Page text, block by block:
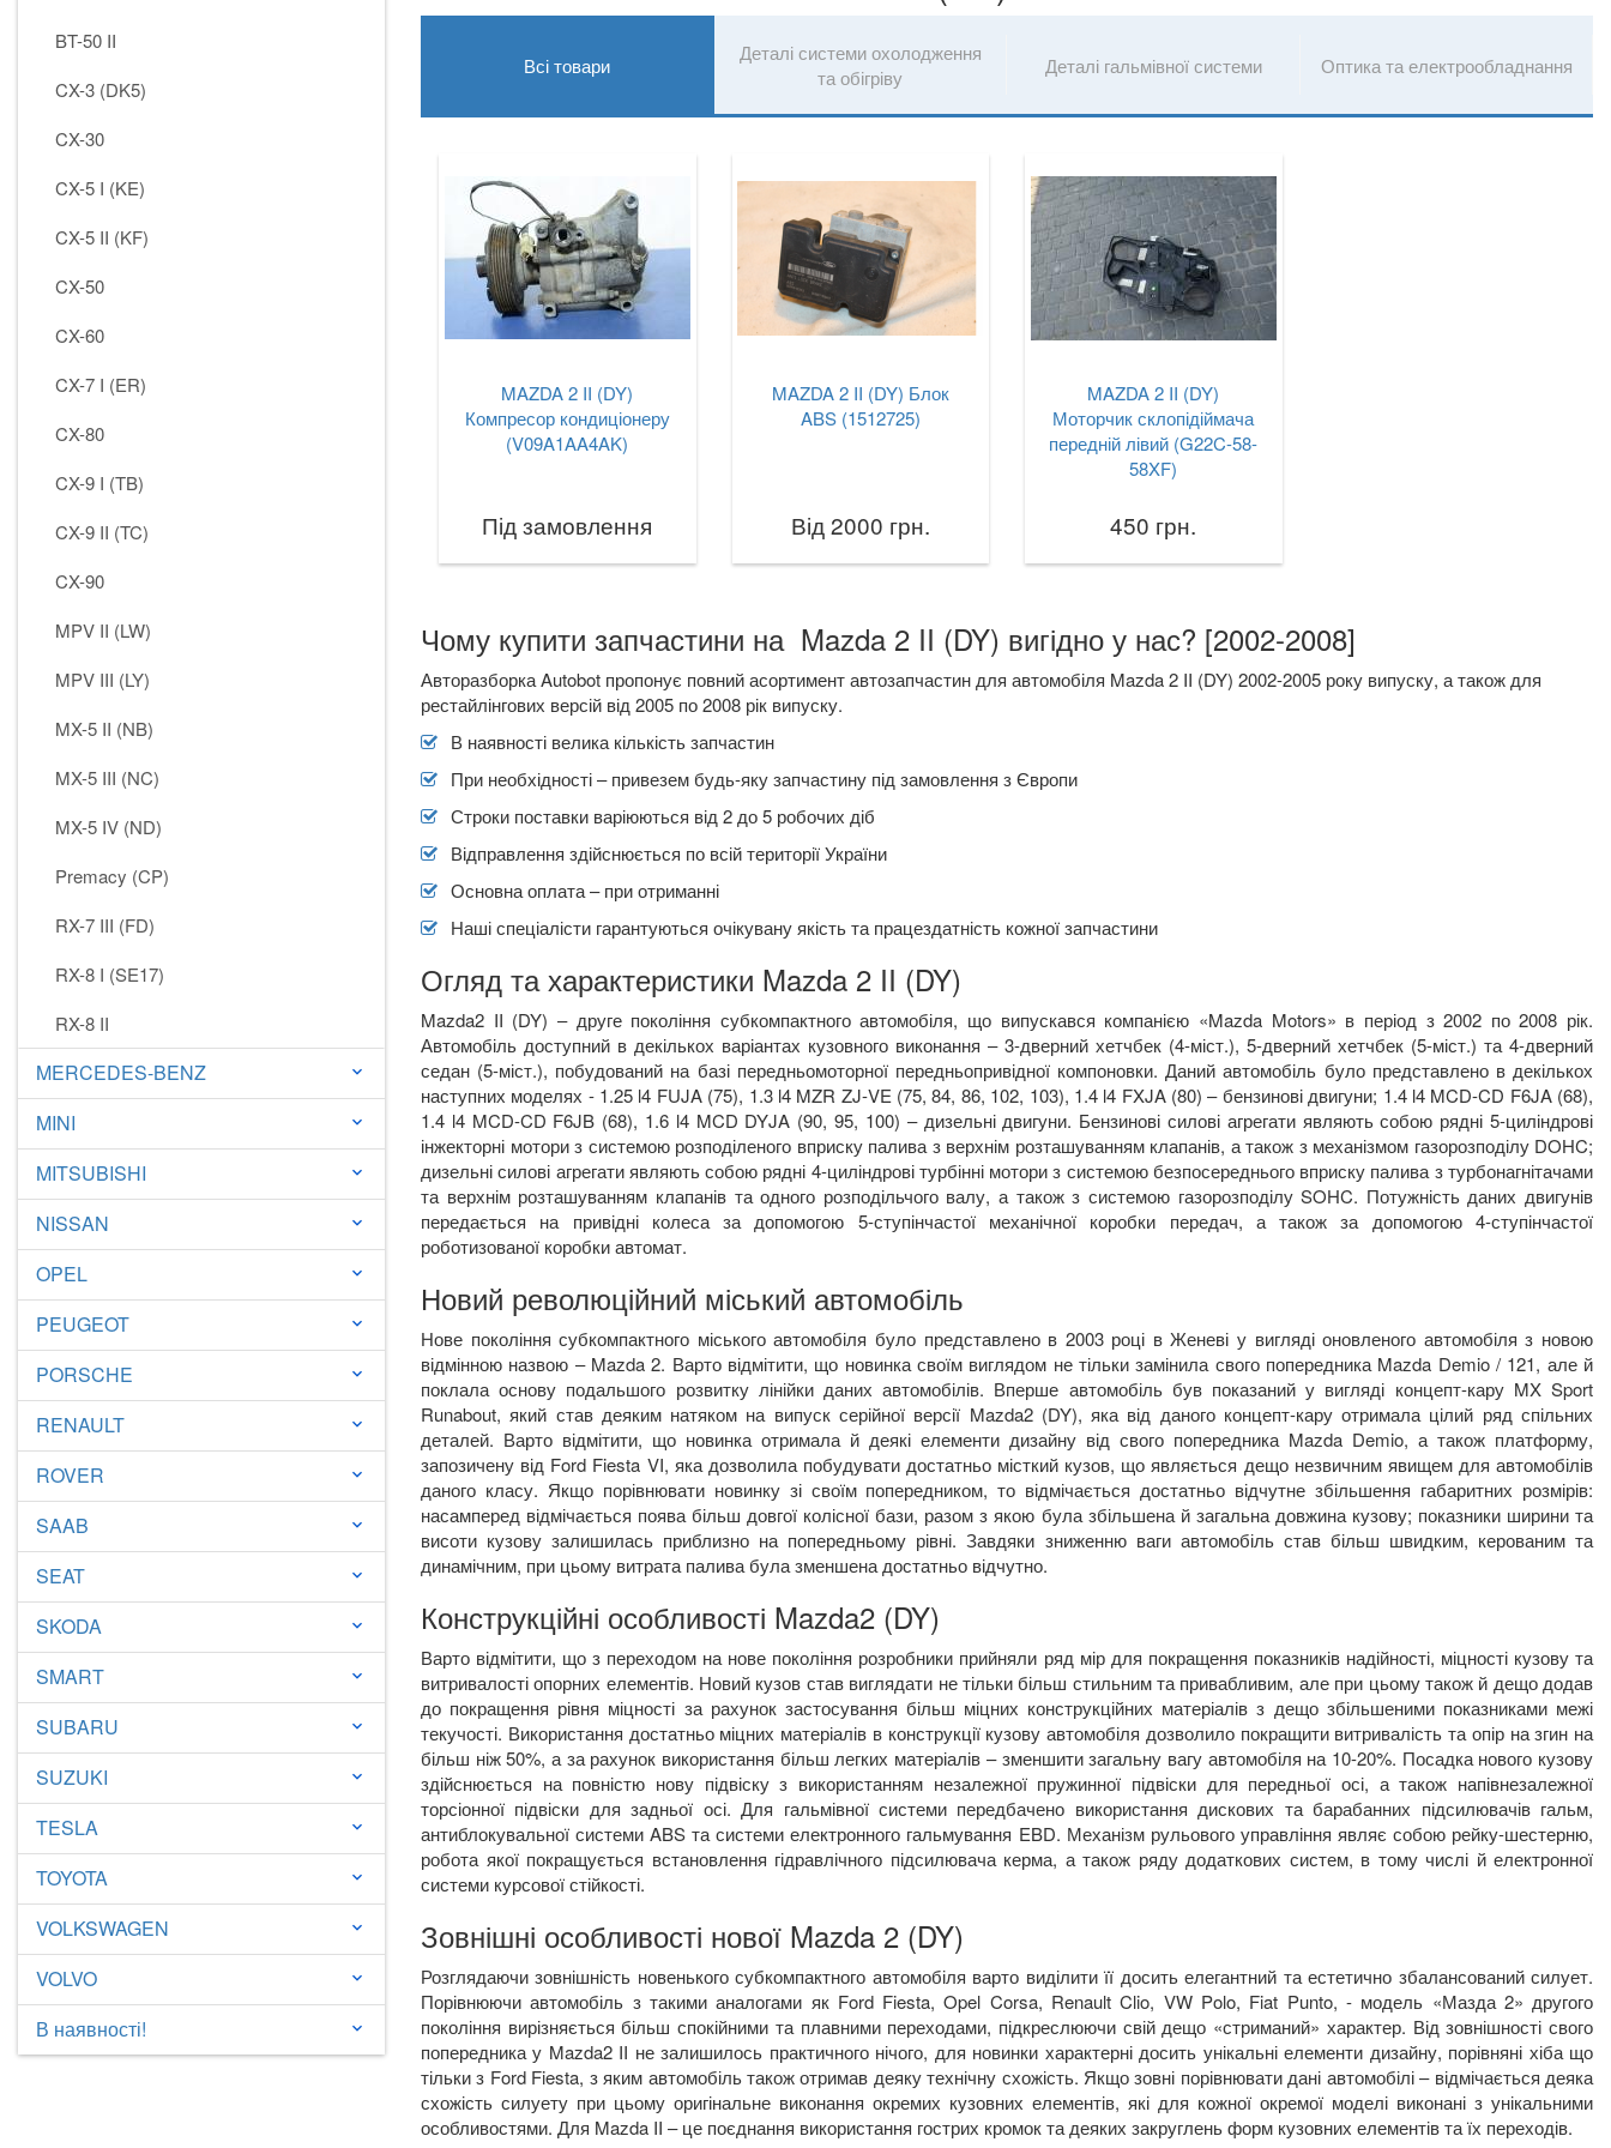
BT-50 II
CX-3 (DK5)
CX-30
CX-5 I (KE)
CX-5 II (KF)
CX-50
CX-60
CX-7 I (ER)
CX-80
CX-9 I (TB)
CX-9 II (TC)
CX-90
MPV II (LW)
MPV III (LY)
MX-5 II (NB)
MX-5 III (NC)
MX-5 IV (ND)
Premacy (CP)
RX-7 III (FD)
RX-8 I (SE17)
RX-8 II
MERCEDES-BENZ keyboard_arrow_down
MINI keyboard_arrow_down
MITSUBISHI keyboard_arrow_down
NISSAN keyboard_arrow_down
OPEL keyboard_arrow_down
PEUGEOT keyboard_arrow_down
PORSCHE keyboard_arrow_down
RENAULT keyboard_arrow_down
ROVER keyboard_arrow_down
SAAB keyboard_arrow_down
SEAT keyboard_arrow_down
SKODA keyboard_arrow_down
SMART keyboard_arrow_down
SUBARU keyboard_arrow_down
SUZUKI keyboard_arrow_down
TESLA keyboard_arrow_down
TOYOTA keyboard_arrow_down
VOLKSWAGEN keyboard_arrow_down
VOLVO keyboard_arrow_down
В наявності! keyboard_arrow_down
Всі товари
Деталі системи охолодження
та обігріву
Деталі гальмівної системи Оптика та електрообладнання
MAZDA 2 II (DY)
Компресор кондиціонеру
(V09A1AA4AK)
Під замовлення
MAZDA 2 II (DY) Блок
ABS (1512725)
Від 2000 грн.
MAZDA 2 II (DY)
Моторчик склопідіймача
передній лівий (G22C-58-
58XF)
450 грн.
Чому купити запчастини на Mazda 2 II (DY) вигідно у нас? [2002-2008]
Авторазборка Autobot пропонує повний асортимент автозапчастин для автомобіля Mazda 2 II (DY) 2002-2005 року випуску, а також для
рестайлінгових версій від 2005 по 2008 рік випуску.
В наявності велика кількість запчастин
При необхідності – привезем будь-яку запчастину під замовлення з Європи
Строки поставки варіюються від 2 до 5 робочих діб
Відправлення здійснюється по всій території України
Основна оплата – при отриманні
Наші спеціалісти гарантуються очікувану якість та працездатність кожної запчастини
Огляд та характеристики Mazda 2 II (DY)
Mazda2 II (DY) – друге покоління субкомпактного автомобіля, що випускався компанією «Mazda Motors» в період з 2002 по 2008 рік.
Автомобіль доступний в декількох варіантах кузовного виконання – 3-дверний хетчбек (4-міст.), 5-дверний хетчбек (5-міст.) та 4-дверний
седан (5-міст.), побудований на базі передньомоторної передньопривідної компоновки. Даний автомобіль було представлено в декількох
наступних моделях - 1.25 l4 FUJA(75), 1.3 l4 MZR ZJ-VE (75, 84, 86, 102, 103), 1.4 l4 FXJA(80) – бензинові двигуни; 1.4 l4 MCD-CD F6JA(68),
1.4 l4 MCD-CD F6JB (68), 1.6 l4 MCD DYJA (90, 95, 100) – дизельні двигуни. Бензинові силові агрегати являють собою рядні 5-циліндрові
інжекторні мотори з системою розподіленого вприску палива з верхнім розташуванням клапанів, а також з механізмом газорозподілу DOHC;
дизельні силові агрегати являють собою рядні 4-циліндрові турбінні мотори з системою безпосереднього вприску палива з турбонагнітачами
та верхнім розташуванням клапанів та одного розподільчого валу, а також з системою газорозподілуSOHC. Потужність даних двигунів
передається на привідні колеса за допомогою 5-ступінчастої механічної коробки передач, а також за допомогою 4-ступінчастої
роботизованої коробки автомат.
Новий революційний міський автомобіль
Нове покоління субкомпактного міського автомобіля було представлено в 2003 році в Женеві у вигляді оновленого автомобіля з новою
відмінною назвою – Mazda 2. Варто відмітити, що новинка своїм виглядом не тільки замінила свого попередника Mazda Demio/ 121, але й
поклала основу подальшого розвитку лінійки даних автомобілів. Вперше автомобіль був показаний у вигляді концепт-кару MX Sport
Runabout, який став деяким натяком на випуск серійної версії Mazda2 (DY), яка від даного концепт-кару отримала цілий ряд спільних
деталей. Варто відмітити, що новинка отримала й деякі елементи дизайну від свого попередника Mazda Demio, а також платформу,
запозичену від Ford Fiesta VI, яка дозволила побудувати достатньо місткий кузов, що являється дещо незвичним явищем для автомобілів
даного класу. Якщо порівнювати новинку зі своїм попередником, то відмічається достатньо відчутне збільшення габаритних розмірів:
насамперед відмічається поява більш довгої колісної бази, разом з якою була збільшена й загальна довжина кузову; показники ширини та
висоти кузову залишилась приблизно на попередньому рівні. Завдяки зниженню ваги автомобіль став більш швидким, керованим та
динамічним, при цьому витрата палива була зменшена достатньо відчутно.
Конструкційні особливості Mazda2 (DY)
Варто відмітити, що з переходом на нове покоління розробники прийняли ряд мір для покращення показників надійності, міцності кузову та
витривалості опорних елементів. Новий кузов став виглядати не тільки більш стильним та привабливим, але при цьому також й дещо додав
до покращення рівня міцності за рахунок застосування більш міцних конструкційних матеріалів з дещо збільшеними показниками межі
текучості. Використання достатньо міцних матеріалів в конструкції кузову автомобіля дозволило покращити витривалість та опір на згин на
більш ніж 50%, а за рахунок використання більш легких матеріалів – зменшити загальну вагу автомобіля на 10-20%. Посадка нового кузову
здійснюється на повністю нову підвіску з використанням незалежної пружинної підвіски для передньої осі, а також напівнезалежної
торсіонної підвіски для задньої осі. Для гальмівної системи передбачено використання дискових та барабанних підсилювачів гальм,
антиблокувальної системиABS та системи електронного гальмування EBD. Механізм рульового управління являє собою рейку-шестерню,
робота якої покращується встановлення гідравлічного підсилювача керма, а також ряду додаткових систем, в тому числі й електронної
системи курсової стійкості.
Зовнішні особливості нової Mazda 2 (DY)
Розглядаючи зовнішність новенького субкомпактного автомобіля варто виділити її досить елегантний та естетично збалансований силует.
Порівнюючи автомобіль з такими аналогами як Ford Fiesta,Opel Corsa, Renault Clio, VW Polo, Fiat Punto, - модель «Мазда 2» другого
покоління вирізняється більш спокійними та плавними переходами, підкреслюючи свій дещо «стриманий» характер. Від зовнішності свого
попередника у Mazda2 II не залишилось практичного нічого, для новинки характерні досить унікальні елементи дизайну, порівняні хіба що
тільки з Ford Fiesta, з яким автомобіль також отримав деяку технічну схожість. Якщо зовні порівнювати дані автомобілі – відмічається деяка
схожість силуету при цьому оригінальне виконання окремих кузовних елементів, які для кожної окремої моделі виконані з унікальними
особливостями. Для Mazda II –це поєднання використання гострих кромок та деяких закруглень форм кузовних елементів та їх переходів.